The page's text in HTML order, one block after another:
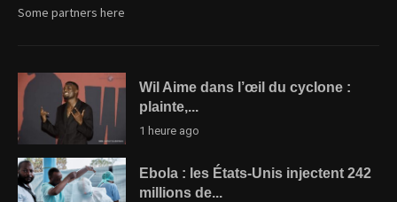
Some partners here
Wil Aime dans l’œil du cyclone :
plainte,...
1 heure ago
Ebola : les États-Unis injectent 242
millions de...